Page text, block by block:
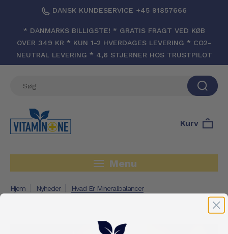
DANSK KUNDESERVICE +45 91857666
* DANMARKS BILLIGSTE! * GRATIS FRAGT VED KØB
OVER 349 KR * KUN 1-2 HVERDAGES LEVERING * CO2-
NEUTRAL LEVERING * 4,6 STJERNER HOS TRUSTPILOT
Kurv
Menu
Hjem Nyheder Hvad Er Mineralbalancer